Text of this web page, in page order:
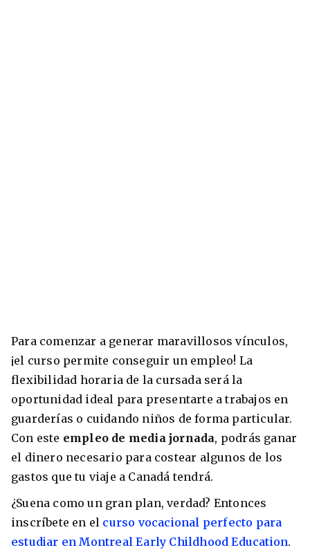
Para comenzar a generar maravillosos vínculos,
¡el curso permite conseguir un empleo! La
flexibilidad horaria de la cursada será la
oportunidad ideal para presentarte a trabajos en
guarderías o cuidando niños de forma particular.
Con este empleo de media jornada, podrás ganar
el dinero necesario para costear algunos de los
gastos que tu viaje a Canadá tendrá.
¿Suena como un gran plan, verdad? Entonces
inscríbete en el curso vocacional perfecto para
estudiar en Montreal Early Childhood Education.